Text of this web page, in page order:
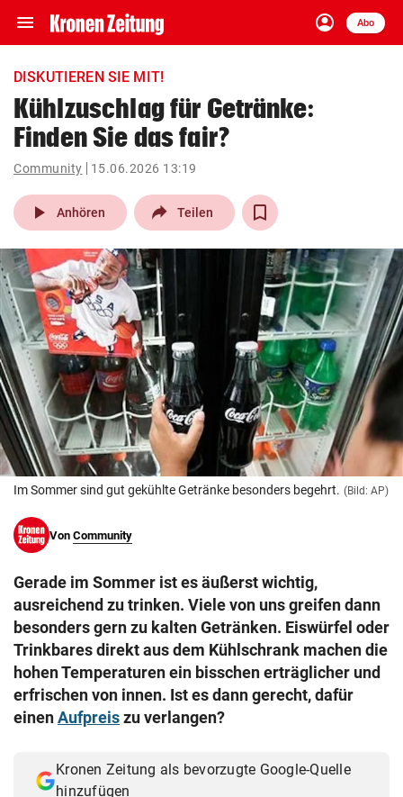
menu Navigation
ein-/ausklappen
account_circle
Anmelden
Abo
close Schließen
account_circle Anmelden
pin_drop
Wien arrow_right
bookmark
search
Suchbegriff
eingeben
© Krone Multimedia GmbH & Co KG 2026
Muthgasse 2, 1190 Wien
DISKUTIEREN SIE MIT!
Kühlzuschlag für Getränke:
Finden Sie das fair?
Community 15.06.2026 13:19
play_arrow Anhören Teilen
Im Sommer sind gut gekühlte Getränke besonders begehrt. (Bild: AP)
Von Community
Gerade im Sommer ist es äußerst wichtig,
ausreichend zu trinken. Viele von uns greifen dann
besonders gern zu kalten Getränken. Eiswürfel oder
Trinkbares direkt aus dem Kühlschrank machen die
hohen Temperaturen ein bisschen erträglicher und
erfrischen von innen. Ist es dann gerecht, dafür
einenAufpreiszu verlangen?
Kronen Zeitung als bevorzugte Google-Quelle
hinzufügen